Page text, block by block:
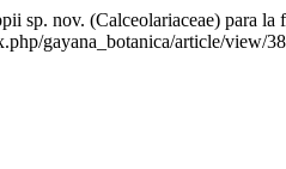
nov. (Calceolariaceae) para la
gayana_botanica/article/view/